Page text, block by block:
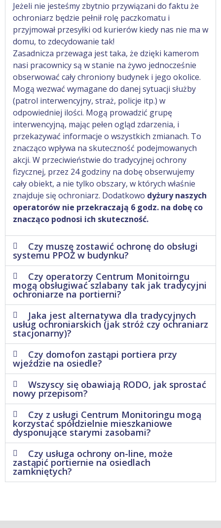
Jeżeli nie jesteśmy zbytnio przywiązani do faktu że
ochroniarz będzie pełnił rolę paczkomatu i
przyjmował przesyłki od kurierów kiedy nas nie ma w
domu, to zdecydowanie tak!
Zasadnicza przewaga jest taka, że dzięki kamerom
nasi pracownicy są w stanie na żywo jednocześnie
obserwować cały chroniony budynek i jego okolice.
Mogą wezwać wymagane do danej sytuacji służby
(patrol interwencyjny, straż, policje itp.) w
odpowiedniej ilości. Mogą prowadzić grupę
interwencyjną, mając pełen ogląd zdarzenia, i
przekazywać informacje o wszystkich zmianach. To
znacząco wpływa na skuteczność podejmowanych
akcji. W przeciwieństwie do tradycyjnej ochrony
fizycznej, przez 24 godziny na dobę obserwujemy
cały obiekt, a nie tylko obszary, w których właśnie
znajduje się ochroniarz. Dodatkowo dyżury naszych
operatorów nie przekraczają 6 godz. na dobę co
znacząco podnosi ich skuteczność.
Czy muszę zostawić ochronę do obsługi
systemu PPOŻ w budynku?
Czy operatorzy Centrum Monitoirngu
mogą obsługiwać szlabany tak jak tradycyjni
ochroniarze na portierni?
Jaka jest alternatywa dla tradycyjnych
usług ochroniarskich (jak stróż czy ochraniarz
stacjonarny)?
Czy domofon zastąpi portiera przy
wjeździe na osiedle?
Wszyscy się obawiają RODO, jak sprostać
nowy przepisom?
Czy z usługi Centrum Monitoringu mogą
korzystać spółdzielnie mieszkaniowe
dysponujące starymi zasobami?
Czy usługa ochrony on-line, może
zastąpić portiernie na osiedlach
zamkniętych?